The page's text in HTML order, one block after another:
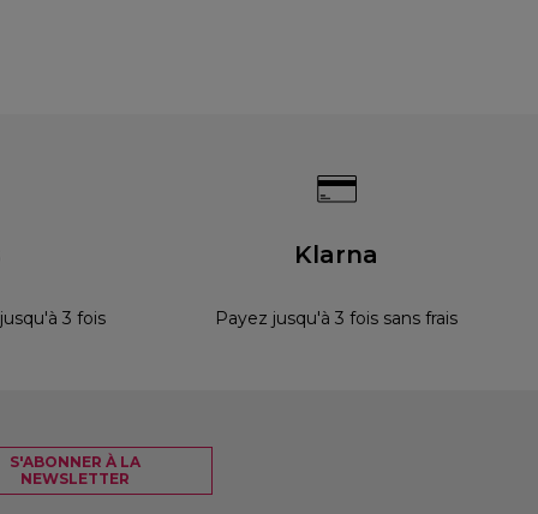
3 fois
Klarna
Payez jusqu'à 3 fois sans frais
S'ABONNER À LA
NEWSLETTER